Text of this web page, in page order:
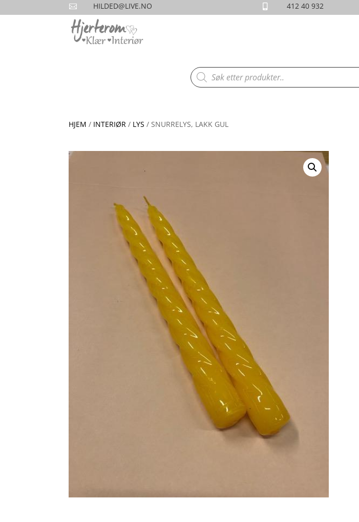
 HILDED@LIVE.NO  412 40 932
Products
search
HJEM / INTERIØR / LYS / SNURRELYS, LAKK GUL